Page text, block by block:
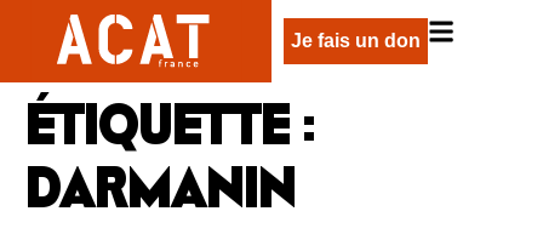
Je fais un don
ÉTIQUETTE :
DARMANIN